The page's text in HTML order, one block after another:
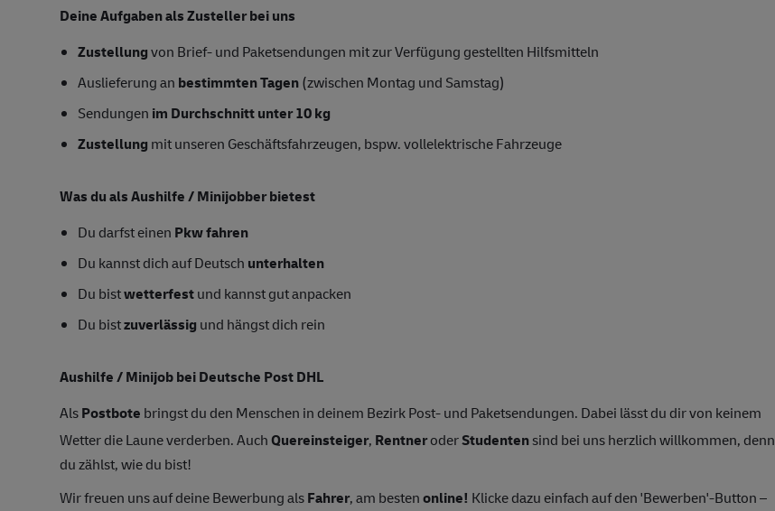
Deine Aufgaben als Zusteller bei uns
Zustellungvon Brief- und Paketsendungen mit zur Verfügung gestellten Hilfsmitteln
Auslieferung an bestimmten Tagen(zwischen Montag und Samstag)
Sendungen im Durchschnitt unter 10 kg
Zustellung mit unseren Geschäftsfahrzeugen, bspw. vollelektrische Fahrzeuge
Was du als Aushilfe / Minijobber bietest
Du darfst einen Pkw fahren
Du kannst dich auf Deutsch unterhalten
Du bistwetterfestund kannst gut anpacken
Du bistzuverlässig und hängst dich rein
Aushilfe / Minijob bei Deutsche Post DHL
AlsPostbote bringst du den Menschen in deinem Bezirk Post- und Paketsendungen. Dabei lässt du dir von keinem
Wetter die Laune verderben. AuchQuereinsteiger, RentneroderStudentensind bei uns herzlich willkommen, denn
du zählst, wie du bist!
Wir freuen uns auf deine Bewerbung alsFahrer, am bestenonline! Klicke dazu einfach auf den 'Bewerben'-Button –